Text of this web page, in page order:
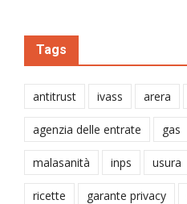
Tags
antitrust ivass arera
agenzia delle entrate gas
malasanità inps usura
ricette garante privacy